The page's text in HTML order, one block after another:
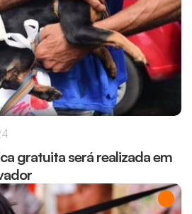
gratuita será realizada em